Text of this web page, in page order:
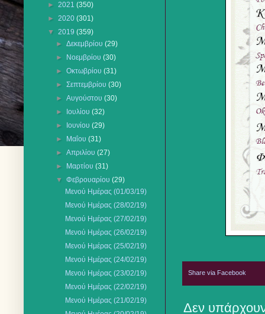
Share via Facebook
Δεν
► 2021 (350)
► 2020 (301)
▼ 2019 (359)
►Δεκεμβρίου(29)
►
Νοεμβρίου(30)
►Οκτωβρίου(31)
►Σεπτεμβρίου(30)
►Αυγούστου(30)
►
Ιουλίου(32)
►
Ιουνίου(29)
►
Μαΐου(31)
►Απριλίου(27)
►
Μαρτίου(31)
▼Φεβρουαρίου(29)
Μενού Ημέρας (01/03/19)
Μενού Ημέρας (28/02/19)
Μενού Ημέρας (27/02/19)
Μενού Ημέρας (26/02/19)
Μενού Ημέρας (25/02/19)
Μενού Ημέρας (24/02/19)
Μενού Ημέρας (23/02/19)
Μενού Ημέρας (22/02/19)
Μενού Ημέρας (21/02/19)